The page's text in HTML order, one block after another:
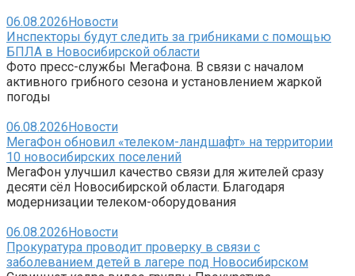
06.08.2026Новости
Инспекторы будут следить за грибниками с помощью
БПЛА в Новосибирской области
Фото пресс-службы МегаФона. В связи с началом
активного грибного сезона и установлением жаркой
погоды
06.08.2026Новости
МегаФон обновил «телеком-ландшафт» на территории
10 новосибирских поселений
МегаФон улучшил качество связи для жителей сразу
десяти сёл Новосибирской области. Благодаря
модернизации телеком-оборудования
06.08.2026Новости
Прокуратура проводит проверку в связи с
заболеванием детей в лагере под Новосибирском